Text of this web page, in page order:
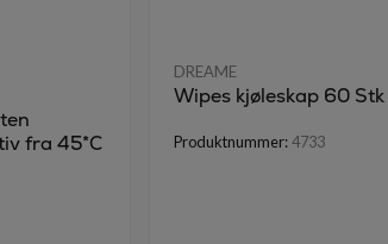
fra 45*C
DREAME
Wipes kjøleskap 60 Stk
Produktnummer:4733